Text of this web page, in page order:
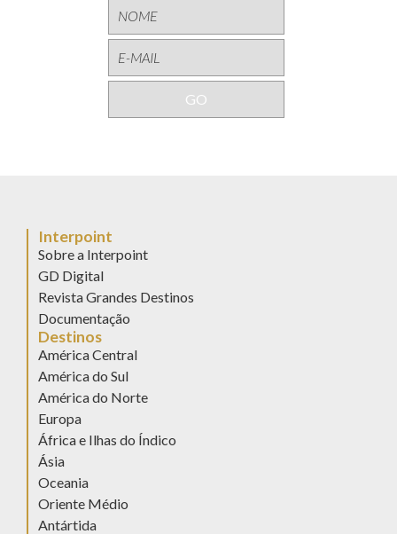
Interpoint
Sobre a Interpoint
GD Digital
Revista Grandes Destinos
Documentação
Destinos
América Central
América do Sul
América do Norte
Europa
África e Ilhas do Índico
Ásia
Oceania
Oriente Médio
Antártida